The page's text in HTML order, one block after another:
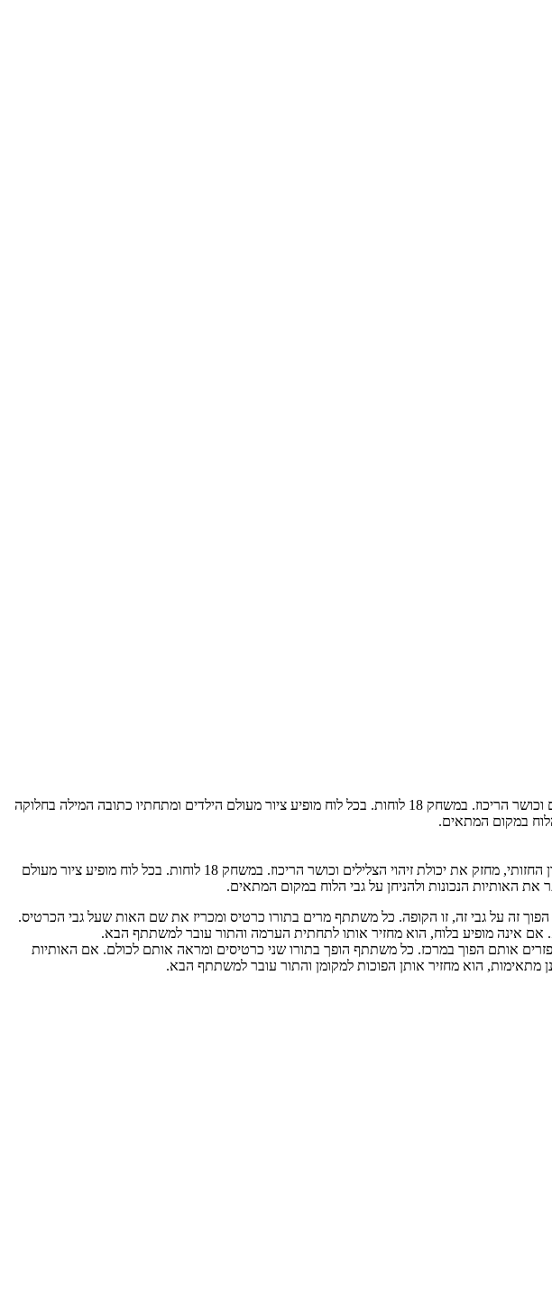
משחק להכרת האותיות ולפיתוח מיומנויות בהרכבת מילים. המשחק מפתח את הזיכרון החזותי, מחזק את יכולת זיהוי הצלילים וכושר הריכוז. במשחק 18 לוחות. בכל לוח מופיע ציור מעולם הילדים ומתחתיו כתובה המילה בחלוקה
במקום המתאים.
משחק להכרת האותיות ולפיתוח מיומנויות בהרכבת מילים. המשחק מפתח את הזיכרון החזותי, מחזק את יכולת זיהוי הצלילים וכושר הריכוז. במשחק 18 לוחות. בכל לוח מופיע ציור מעולם
האותיות הנכונות ולהניחן על גבי הלוח במקום המתאים.
זה על גבי זה, זו הקופה. כל משתתף מרים בתורו כרטיס ומכריז את שם האות שעל גבי הכרטיס.
אינה מופיע בלוח, הוא מחזיר אותו לתחתית הערמה והתור עובר למשתתף הבא.
אותם הפוך במרכז. כל משתתף הופך בתורו שני כרטיסים ומראה אותם לכולם. אם האותיות
הוא מחזיר אותן הפוכות למקומן והתור עובר למשתתף הבא.